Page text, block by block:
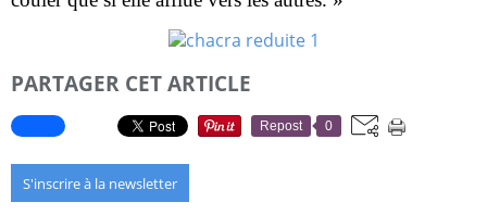
PARTAGER CET ARTICLE
Repost 0
S'inscrire à la newsletter